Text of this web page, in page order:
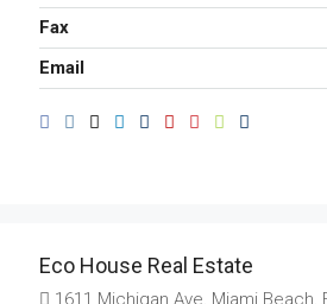
Fax
Email
Eco House Real Estate
1611 Michigan Ave, Miami Beach,